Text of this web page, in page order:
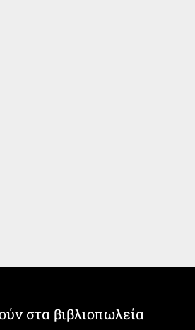
στα βιβλιοπωλεία